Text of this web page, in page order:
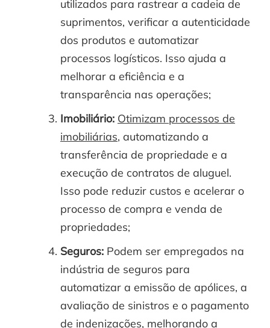
utilizados para rastrear a cadeia de
suprimentos, verificar a autenticidade
dos produtos e automatizar
processos logísticos. Isso ajuda a
melhorar a eficiência e a
transparência nas operações;
Imobiliário: Otimizam processos de
imobiliárias, automatizando a
transferência de propriedade e a
execução de contratos de aluguel.
Isso pode reduzir custos e acelerar o
processo de compra e venda de
propriedades;
Seguros: Podem ser empregados na
indústria de seguros para
automatizar a emissão de apólices, a
avaliação de sinistros e o pagamento
de indenizações, melhorando a